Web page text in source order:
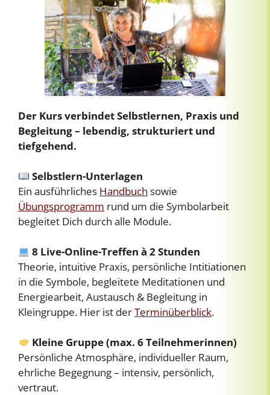
Der Kurs verbindet Selbstlernen, Praxis und
Begleitung – lebendig, strukturiert und
tiefgehend.
Selbstlern-Unterlagen
Ein ausführliches Handbuch sowie
Übungsprogramm rund um die Symbolarbeit
begleitet Dich durch alle Module.
8 Live-Online-Treffen à 2 Stunden
Theorie, intuitive Praxis, persönliche Intitiationen
in die Symbole, begleitete Meditationen und
Energiearbeit, Austausch & Begleitung in
Kleingruppe. Hier ist derTerminüberblick.
Kleine Gruppe (max. 6 Teilnehmerinnen)
Persönliche Atmosphäre, individueller Raum,
ehrliche Begegnung – intensiv, persönlich,
vertraut.